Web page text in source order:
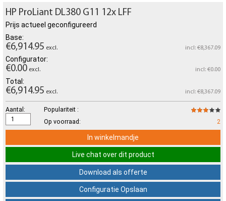
HP ProLiant DL380 G11 12x LFF
Prijs actueel geconfigureerd
Base:
€6,914.95 excl. incl: €8,367.09
Configurator:
€0.00 excl. incl: €0.00
Total:
€6,914.95 excl. incl: €8,367.09
Aantal:
Populariteit :
Op voorraad:
2
In winkelmandje
Live chat over dit product
Download als offerte
Configuratie Opslaan